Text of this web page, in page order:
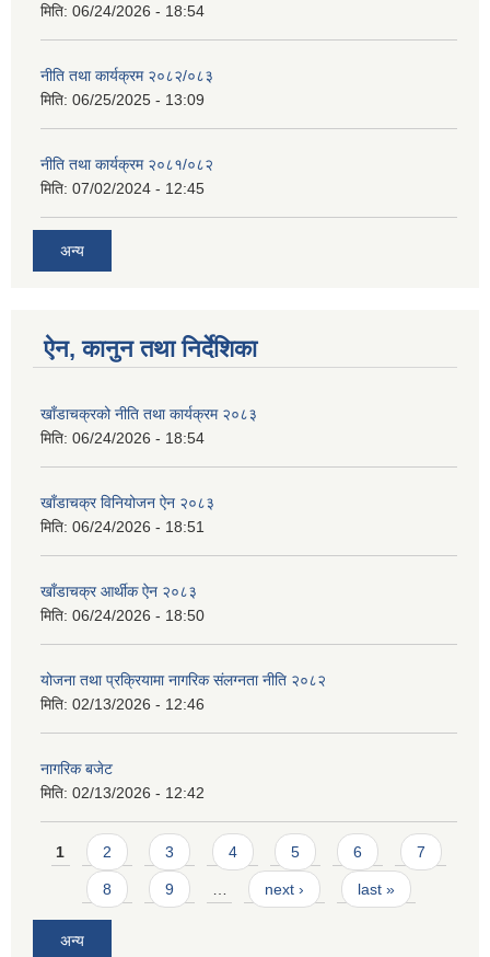
मिति: 06/24/2026 - 18:54
नीति तथा कार्यक्रम २०८२/०८३
मिति: 06/25/2025 - 13:09
नीति तथा कार्यक्रम २०८१/०८२
मिति: 07/02/2024 - 12:45
अन्य
ऐन, कानुन तथा निर्देशिका
खाँडाचक्रको नीति तथा कार्यक्रम २०८३
मिति: 06/24/2026 - 18:54
खाँडाचक्र विनियोजन ऐन २०८३
मिति: 06/24/2026 - 18:51
खाँडाचक्र आर्थीक ऐन २०८३
मिति: 06/24/2026 - 18:50
योजना तथा प्रक्रियामा नागरिक संलग्नता नीति २०८२
मिति: 02/13/2026 - 12:46
नागरिक बजेट
मिति: 02/13/2026 - 12:42
Pages
1 2 3 4 5 6 7
8 9 … next › last »
अन्य